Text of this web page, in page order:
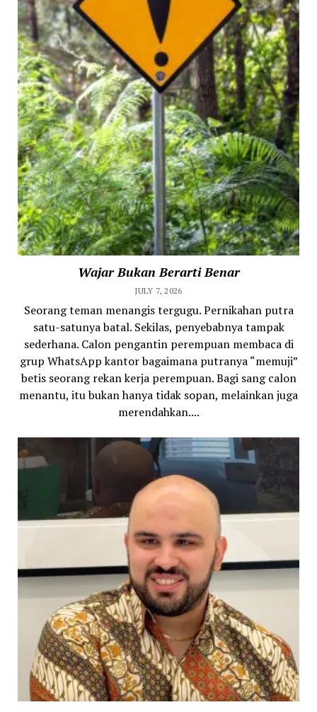
Wajar Bukan Berarti Benar
JULY 7, 2026
Seorang teman menangis tergugu. Pernikahan putra
satu-satunya batal. Sekilas, penyebabnya tampak
sederhana. Calon pengantin perempuan membaca di
grup WhatsApp kantor bagaimana putranya “memuji”
betis seorang rekan kerja perempuan. Bagi sang calon
menantu, itu bukan hanya tidak sopan, melainkan juga
merendahkan....